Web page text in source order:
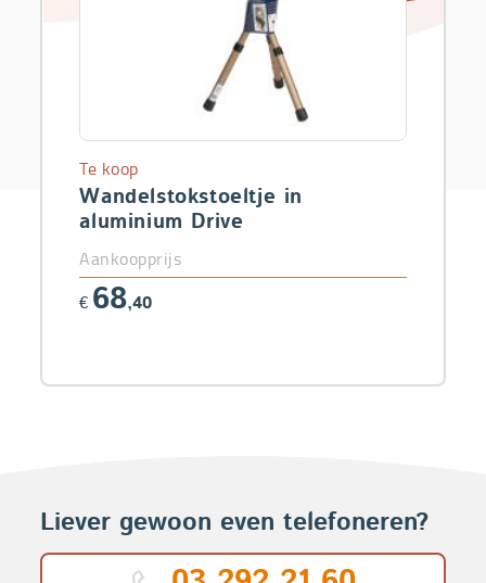
Wandelstokstoeltje in
aluminium Drive
Te koop
Aankoopprijs
€ 68,40
Liever gewoon even telefoneren?